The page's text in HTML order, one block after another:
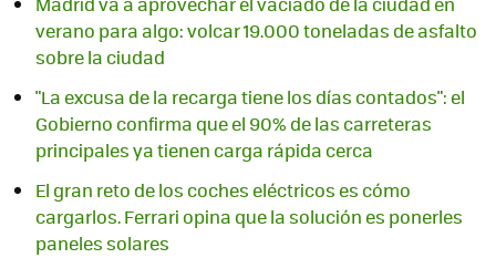
verano para algo: volcar 19.000 toneladas de asfalto
sobre la ciudad
"La excusa de la recarga tiene los días contados": el
Gobierno confirma que el 90% de las carreteras
principales ya tienen carga rápida cerca
El gran reto de los coches eléctricos es cómo
cargarlos. Ferrari opina que la solución es ponerles
paneles solares